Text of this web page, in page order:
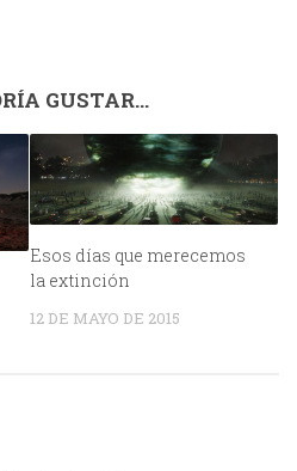
GUSTAR...
Esos días que merecemos
la extinción
12 DE MAYO DE 2015